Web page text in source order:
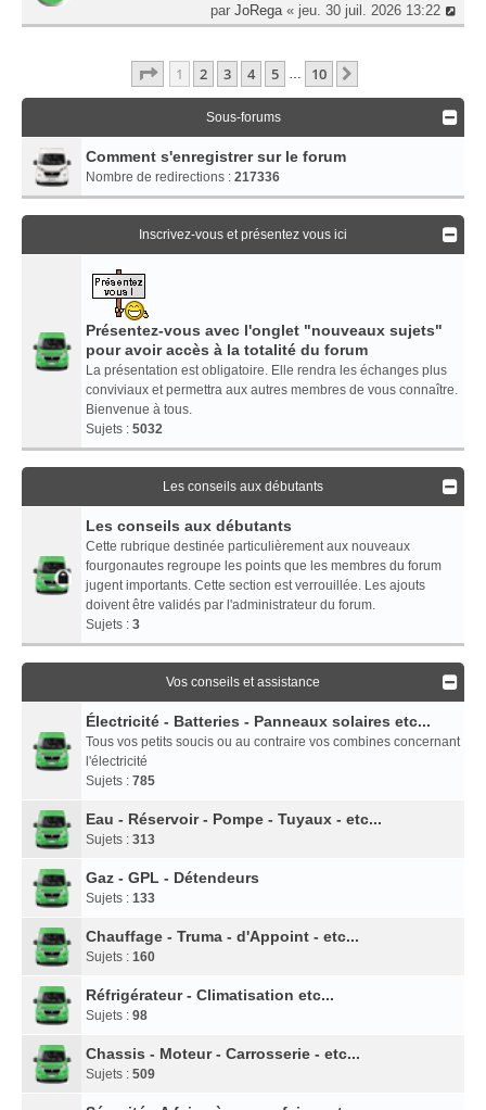
parJoRega « jeu. 30 juil. 2026 13:22
Page 1Sur10
1 2 3 4 5 … 10
Sous-forums
Comment s'enregistrer sur le forum
Nombre de redirections : 217336
Inscrivez-vous et présentez vous ici
Présentez-vous avec l'onglet "nouveaux sujets"
pour avoir accès à la totalité du forum
La présentation est obligatoire. Elle rendra les échanges plus
conviviaux et permettra aux autres membres de vous connaître.
Bienvenue à tous.
Sujets : 5032
Les conseils aux débutants
Les conseils aux débutants
Cette rubrique destinée particulièrement aux nouveaux
fourgonautes regroupe les points que les membres du forum
jugent importants. Cette section est verrouillée. Les ajouts
doivent être validés par l'administrateur du forum.
Sujets : 3
Vos conseils et assistance
Électricité - Batteries - Panneaux solaires etc...
Tous vos petits soucis ou au contraire vos combines concernant
l'électricité
Sujets : 785
Eau - Réservoir - Pompe - Tuyaux - etc...
Sujets : 313
Gaz - GPL - Détendeurs
Sujets : 133
Chauffage - Truma - d'Appoint - etc...
Sujets : 160
Réfrigérateur - Climatisation etc...
Sujets : 98
Chassis - Moteur - Carrosserie - etc...
Sujets : 509